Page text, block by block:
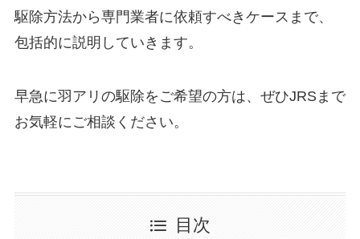
駆除方法から専門業者に依頼すべきケースまで、
包括的に説明していきます。
早急に羽アリの駆除をご希望の方は、ぜひJRSまで
お気軽にご相談ください。
目次